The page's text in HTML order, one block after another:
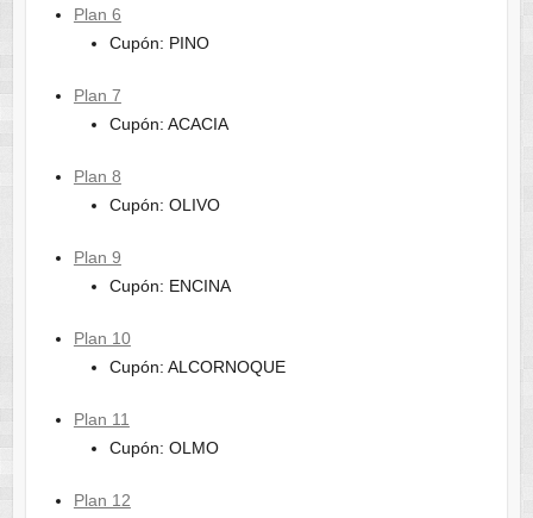
Plan 6
Cupón: PINO
Plan 7
Cupón: ACACIA
Plan 8
Cupón: OLIVO
Plan 9
Cupón: ENCINA
Plan 10
Cupón: ALCORNOQUE
Plan 11
Cupón: OLMO
Plan 12